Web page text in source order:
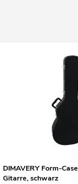
DIMAVERY Form-
Gitarre, schwarz